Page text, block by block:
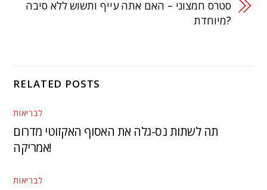
סטרס חמצוני – האם אתה עייף ותשוש ללא סיבה
מיוחדת?
RELATED POSTS
לבריאות
תה לשתות נס-גלה את האסוף האקזוטי מדרום
אמריקה!
לבריאות